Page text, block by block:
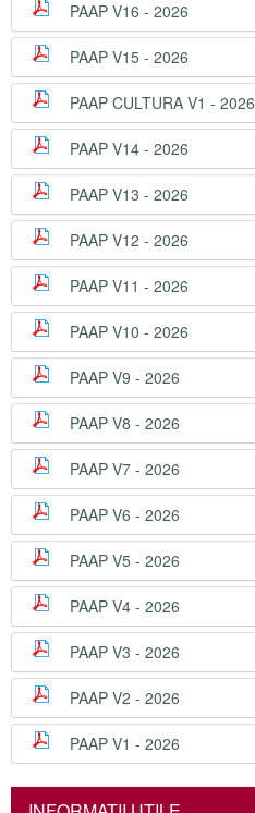
PAAP V16 - 2026
PAAP V15 - 2026
PAAP CULTURA V1 - 2026
PAAP V14 - 2026
PAAP V13 - 2026
PAAP V12 - 2026
PAAP V11 - 2026
PAAP V10 - 2026
PAAP V9 - 2026
PAAP V8 - 2026
PAAP V7 - 2026
PAAP V6 - 2026
PAAP V5 - 2026
PAAP V4 - 2026
PAAP V3 - 2026
PAAP V2 - 2026
PAAP V1 - 2026